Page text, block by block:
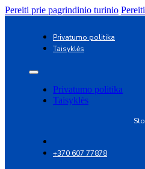
Pereiti prie pagrindinio turinio
Privatumo politika
Taisyklės
Privatumo politika
Taisyklės
+370 607 77878